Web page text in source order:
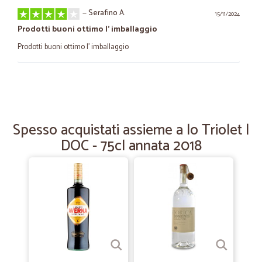
15/11/2024
—Serafino A.
Prodotti buoni ottimo l' imballaggio
Prodotti buoni ottimo l' imballaggio
Perfetto! Una garanzia!
Velocità, cordialità e disponibilità. Sito di alto livello!!! Complimenti
—Emanuela M.
Ottimo servizio onesto e veloce
Spesso acquistati assieme a lo Triolet |
DOC - 75cl annata 2018